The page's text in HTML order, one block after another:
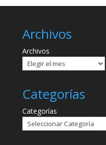
Archivos
Archivos
Categorías
Categorías